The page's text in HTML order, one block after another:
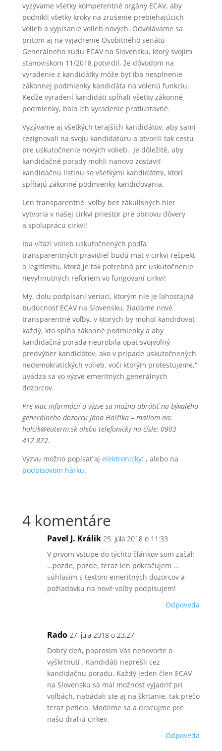
vyzývame všetky kompetentné orgány ECAV, aby
podnikli všetky kroky na zrušenie prebiehajúcich
volieb a vypísanie volieb nových. Odvolávame sa
pritom aj na vyjadrenie Osobitného senátu
Generálneho súdu ECAV na Slovensku, ktorý svojím
stanoviskom 11/2018 potvrdil, že dôvodom na
vyradenie z kandidátky môže byť iba nesplnenie
zákonnej podmienky kandidáta na volenú funkciu.
Keďže vyradení kandidáti spĺňali všetky zákonné
podmienky, bolo ich vyradenie protiústavné.
Vyzývame aj všetkých terajších kandidátov, aby sami
rezignovali na svoju kandidatúru a otvorili tak cestu
pre uskutočnenie nových volieb. Je dôležité, aby
kandidačné porady mohli nanovo zostaviť
kandidačnú listinu so všetkými kandidátmi, ktorí
spĺňajú zákonné podmienky kandidovania.
Len transparentné voľby bez zákulisných hier
vytvoria v našej cirkvi priestor pre obnovu dôvery
a spoluprácu cirkvi!
Iba víťazi volieb uskutočnených podľa
transparentných pravidiel budú mať v cirkvi rešpekt
a legitimitu, ktorá je tak potrebná pre uskutočnenie
nevyhnutných reforiem vo fungovaní cirkvi!
My, dolu podpísaní veriaci, ktorým nie je ľahostajná
budúcnosť ECAV na Slovensku, žiadame nové
transparentné voľby, v ktorých by mohol kandidovať
každý, kto spĺňa zákonné podmienky a aby
kandidačná porada neurobila opäť svojvoľný
predvýber kandidátov, ako v prípade uskutočnených
nedemokratických volieb, voči ktorým protestujeme,“
uvádza sa vo výzve emeritných generálnych
dozorcov.
Pre viac informácií o výzve sa možno obrátiť na bývalého
generálneho dozorcu Jána Holčíka – mailom na:
holcik@euterm.sk alebo telefonicky na čísle: 0903
417 872.
Výzvu možno popísať aj elektronicky: , alebo na
podpisovom hárku.
4 komentáre
Pavel J. Králik 25. júla 2018 o 11:33
V prvom vstupe do týchto článkov som začal:
…pozde, pozde, teraz len pokračujem …
súhlasím s textom emeritných dozorcov a
požiadavku na nové voľby podpisujem!
Odpoveda
Rado 27. júla 2018 o 23:27
Dobrý deň, poprosím Vás nehovorte o
vyškrtnutí . Kandidáti neprešli cez
kandidačnu poradu. Každý jeden člen ECAV
na Slovensku sa mal možnosť vyjadriť pri
voľbách, nabádali ste aj na škrtanie, tak prečo
teraz petícia. Modlíme sa a dracujme pre
našu drahú cirkev.
Odpoveda